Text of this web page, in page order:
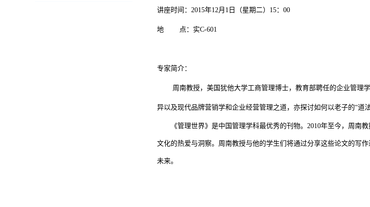
讲座时间：2015年12月1日（星期二）15：00
地 点： 实C-601
专家简介：
周南教授，美国犹他大学工商管理博士，教育部聘任的企业管理
异以及现代品牌营销学和企业经营管理之道，亦探讨如何以老子的“道
《管理世界》是中国管理学科最优秀的刊物。 2010年至今，周南
文化的热爱与洞察。周南教授与他的学生们将通过分享这些论文的写
未来。